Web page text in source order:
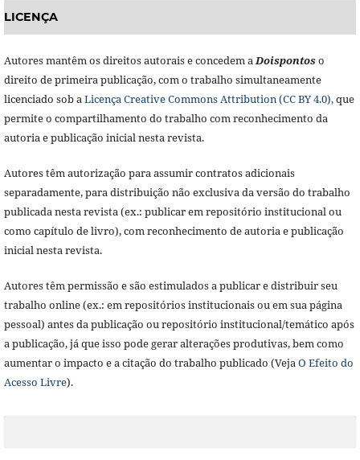
LICENÇA
Autores mantêm os direitos autorais e concedem aDoispontoso
direito de primeira publicação, com o trabalho simultaneamente
licenciado sob aLicença Creative Commons Attribution (CC BY 4.0),que
permite o compartilhamento do trabalho com reconhecimento da
autoria e publicação inicial nesta revista.
Autores têm autorização para assumir contratos adicionais
separadamente, para distribuição não exclusiva da versão do trabalho
publicada nesta revista (ex.: publicar em repositório institucional ou
como capítulo de livro), com reconhecimento de autoria e publicação
inicial nesta revista.
Autores têm permissão e são estimulados a publicar e distribuir seu
trabalho online (ex.: em repositórios institucionais ou em sua página
pessoal) antes da publicação ou repositório institucional/temático após
a publicação, já que isso pode gerar alterações produtivas, bem como
aumentar o impacto e a citação do trabalho publicado (VejaO Efeito do
Acesso Livre).